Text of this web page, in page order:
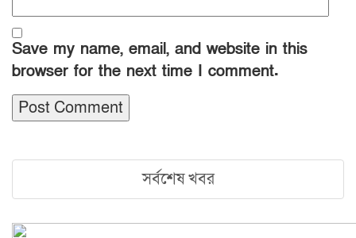
Save my name, email, and website in this
browser for the next time I comment.
সর্বশেষ খবর